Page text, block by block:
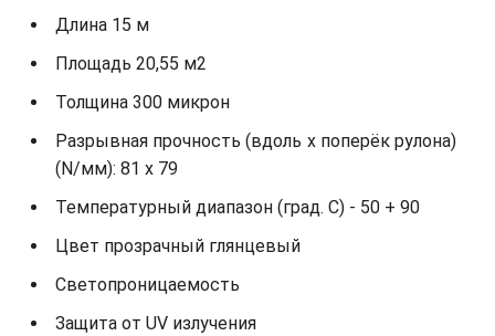
Длина 15 м
Площадь 20,55 м2
Толщина 300 микрон
Разрывная прочность (вдоль х поперёк рулона)
(N/мм): 81 х 79
Температурный диапазон (град. С) - 50 + 90
Цвет прозрачный глянцевый
Светопроницаемость
Защита от UV излучения